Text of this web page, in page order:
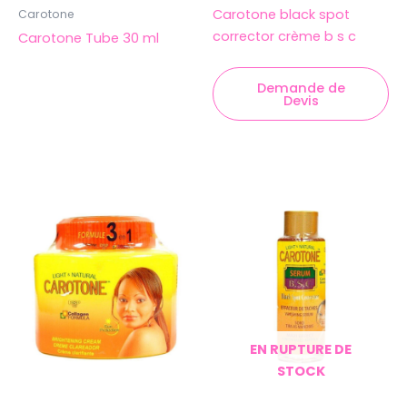
Carotone
Carotone Tube 30 ml
Carotone black spot
corrector crème b s c
Demande de
Devis
EN RUPTURE DE
STOCK